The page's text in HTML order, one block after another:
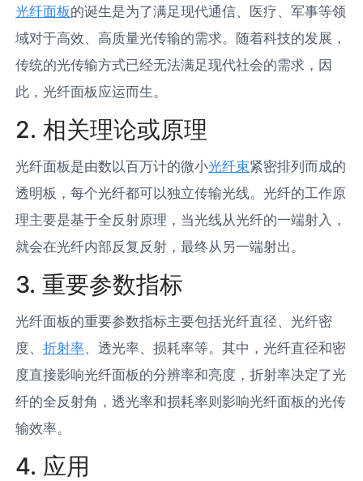
光纤面板的诞生是为了满足现代通信、医疗、军事等领
域对于高效、高质量光传输的需求。随着科技的发展，
传统的光传输方式已经无法满足现代社会的需求，因
此，光纤面板应运而生。
2. 相关理论或原理
光纤面板是由数以百万计的微小光纤束紧密排列而成的
透明板，每个光纤都可以独立传输光线。光纤的工作原
理主要是基于全反射原理，当光线从光纤的一端射入，
就会在光纤内部反复反射，最终从另一端射出。
3. 重要参数指标
光纤面板的重要参数指标主要包括光纤直径、光纤密
度、折射率、透光率、损耗率等。其中，光纤直径和密
度直接影响光纤面板的分辨率和亮度，折射率决定了光
纤的全反射角，透光率和损耗率则影响光纤面板的光传
输效率。
4. 应用